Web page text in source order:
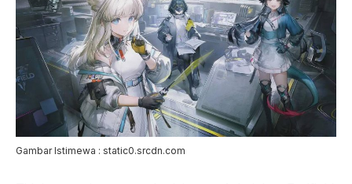
Gambar Istimewa : static0.srcdn.com